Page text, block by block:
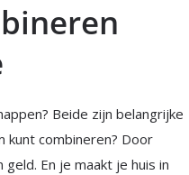
Beide zijn belangrijke
kunt combineren? Door
En je maakt je huis in